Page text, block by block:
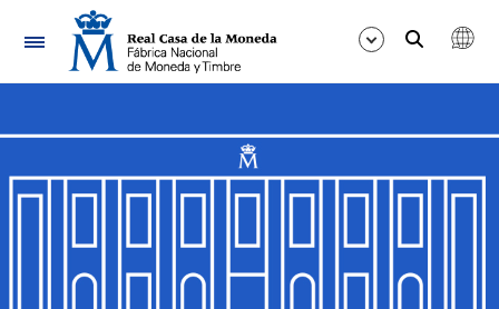
Navegació
Mostra/Amaga
Mostra/Amaga